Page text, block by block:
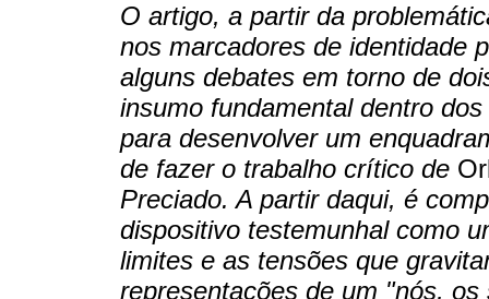
O artigo, a partir da
nos marcadores de identidade
alguns debates em torno de
insumo fundamental dentro
para desenvolver um
de fazer o trabalho crítico de
Preciado. A partir daqui, é
dispositivo testemunhal como
limites e as tensões que
representações de um "nós,